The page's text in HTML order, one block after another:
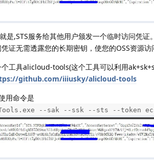
是,STS服务给其他用户颁发一个临时访问凭
证无需透露您的长期密钥，使您的OSS资源访
工具alicloud-tools(这个工具可以利用
github.com/iiiusky/alicloud-tools
用命令是
--sak --ssk --sts --token